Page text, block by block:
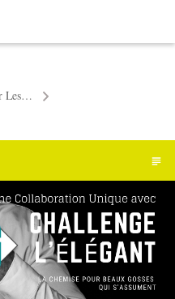
La chemise "L'ÉLÉGANT" par Les BG